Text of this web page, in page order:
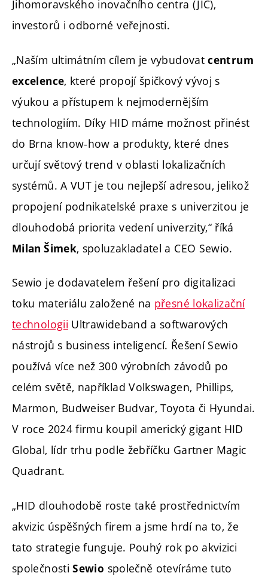
Jihomoravského inovačního centra (JIC),
investorů i odborné veřejnosti.
„Naším ultimátním cílem je vybudovat centrum
excelence, které propojí špičkový vývoj s
výukou a přístupem k nejmodernějším
technologiím. Díky HID máme možnost přinést
do Brna know-how a produkty, které dnes
určují světový trend v oblasti lokalizačních
systémů. A VUT je tou nejlepší adresou, jelikož
propojení podnikatelské praxe s univerzitou je
dlouhodobá priorita vedení univerzity,“ říká
Milan Šimek, spoluzakladatel a CEO Sewio.
Sewio je dodavatelem řešení pro digitalizaci
toku materiálu založené na přesné lokalizační
technologii Ultrawideband a softwarových
nástrojů s business inteligencí. Řešení Sewio
používá více než 300 výrobních závodů po
celém světě, například Volkswagen, Phillips,
Marmon, Budweiser Budvar, Toyota či Hyundai.
V roce 2024 firmu koupil americký gigant HID
Global, lídr trhu podle žebříčku Gartner Magic
Quadrant.
„HID dlouhodobě roste také prostřednictvím
akvizic úspěšných firem a jsme hrdí na to, že
tato strategie funguje. Pouhý rok po akvizici
společnosti Sewio společně otevíráme tuto